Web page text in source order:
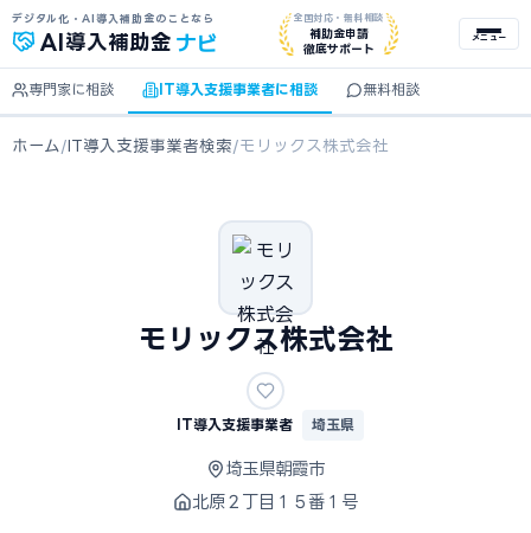
デジタル化・AI導入補助金のことなら
AI 導入補助金 ナビ
全国対応・無料相談
補助金申請
徹底サポート
メニュー
専門家に相談 IT導入支援事業者に相談 無料相談
ホーム /IT導入支援事業者検索/モリックス株式会社
モリックス株式会社
IT導入支援事業者 埼玉県
埼玉県朝霞市
北原２丁目１５番１号